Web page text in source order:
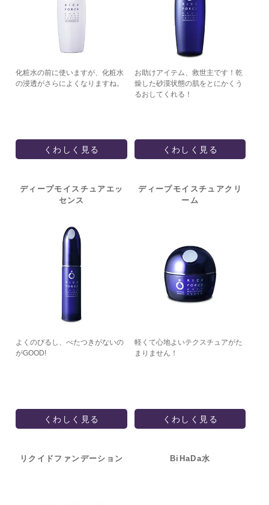
化粧水の前に使いますが、化粧水
の浸透がさらによくなりますね。
くわしく見る
お助けアイテム、救世主です！乾
燥した砂漠状態の肌をとにかくう
るおしてくれる！
くわしく見る
ディープモイスチュア エッ
センス
よくのびるし、べたつきがないの
がGOOD!
くわしく見る
ディープモイスチュアクリ
ーム
軽くて心地よいテクスチュアがた
まりません！
くわしく見る
リクイド ファンデーション BiHaDa水